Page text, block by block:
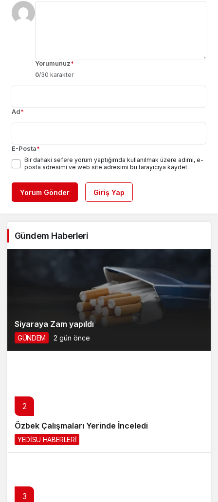
Yorumunuz*
0/30 karakter
Ad*
E-Posta*
Bir dahaki sefere yorum yaptığımda kullanılmak üzere adımı, e-
posta adresimi ve web site adresimi bu tarayıcıya kaydet.
Yorum Gönder Giriş Yap
Gündem Haberleri
Siyaraya Zam yapıldı
GÜNDEM 2 gün önce
2
Özbek Çalışmaları Yerinde İnceledi
YEDİSU HABERLERİ
3
Takip Et